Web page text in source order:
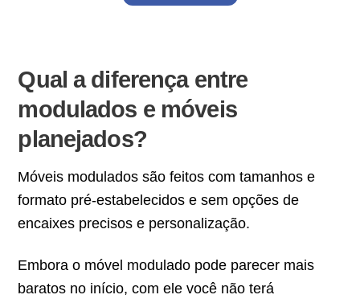
Qual a diferença entre
modulados e móveis
planejados?
Móveis modulados são feitos com tamanhos e
formato pré-estabelecidos e sem opções de
encaixes precisos e personalização.
Embora o móvel modulado pode parecer mais
baratos no início, com ele você não terá